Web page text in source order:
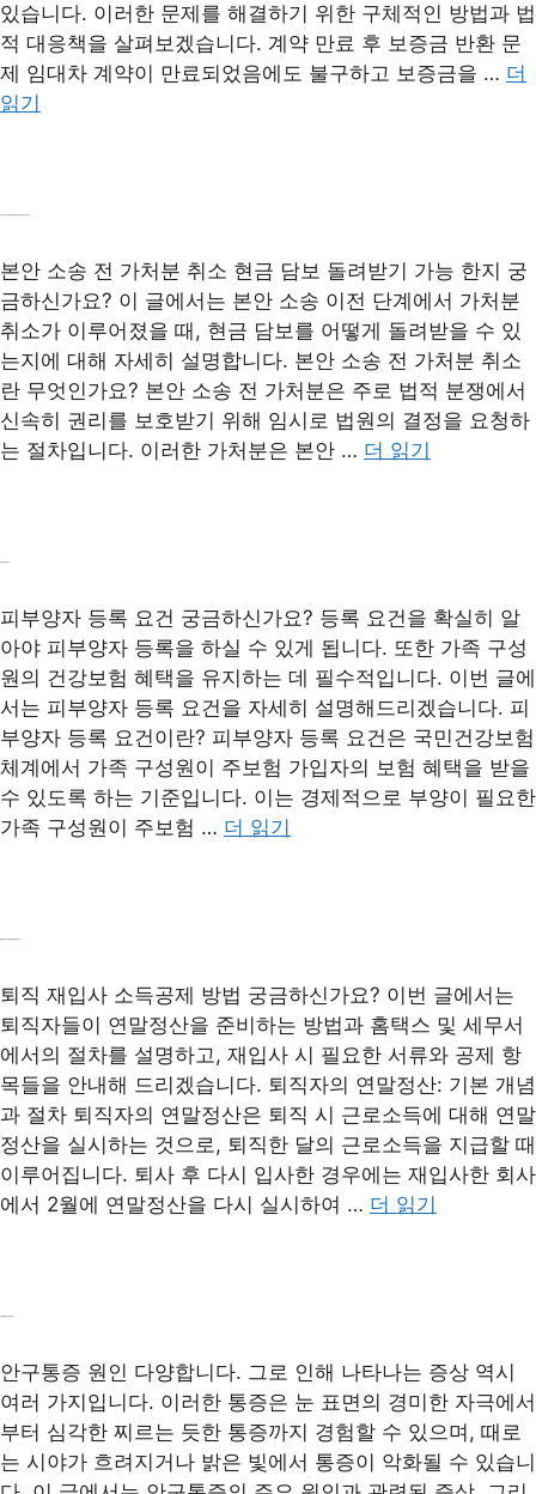
있습니다. 이러한 문제를 해결하기 위한 구체적인 방법과 법
적 대응책을 살펴보겠습니다. 계약 만료 후 보증금 반환 문
제 임대차 계약이 만료되었음에도 불구하고 보증금을 … 더
읽기
본안 소송 전 가처분 취소 현금 담보 돌려받기 가능 한지 궁
금하신가요? 이 글에서는 본안 소송 이전 단계에서 가처분
취소가 이루어졌을 때, 현금 담보를 어떻게 돌려받을 수 있
는지에 대해 자세히 설명합니다. 본안 소송 전 가처분 취소
란 무엇인가요? 본안 소송 전 가처분은 주로 법적 분쟁에서
신속히 권리를 보호받기 위해 임시로 법원의 결정을 요청하
는 절차입니다. 이러한 가처분은 본안 … 더 읽기
피부양자 등록 요건 궁금하신가요? 등록 요건을 확실히 알
아야 피부양자 등록을 하실 수 있게 됩니다. 또한 가족 구성
원의 건강보험 혜택을 유지하는 데 필수적입니다. 이번 글에
서는 피부양자 등록 요건을 자세히 설명해드리겠습니다. 피
부양자 등록 요건이란? 피부양자 등록 요건은 국민건강보험
체계에서 가족 구성원이 주보험 가입자의 보험 혜택을 받을
수 있도록 하는 기준입니다. 이는 경제적으로 부양이 필요한
가족 구성원이 주보험 … 더 읽기
퇴직 재입사 소득공제 방법 궁금하신가요? 이번 글에서는
퇴직자들이 연말정산을 준비하는 방법과 홈택스 및 세무서
에서의 절차를 설명하고, 재입사 시 필요한 서류와 공제 항
목들을 안내해 드리겠습니다. 퇴직자의 연말정산: 기본 개념
과 절차 퇴직자의 연말정산은 퇴직 시 근로소득에 대해 연말
정산을 실시하는 것으로, 퇴직한 달의 근로소득을 지급할 때
이루어집니다. 퇴사 후 다시 입사한 경우에는 재입사한 회사
에서 2월에 연말정산을 다시 실시하여 … 더 읽기
안구통증 원인 다양합니다. 그로 인해 나타나는 증상 역시
여러 가지입니다. 이러한 통증은 눈 표면의 경미한 자극에서
부터 심각한 찌르는 듯한 통증까지 경험할 수 있으며, 때로
는 시야가 흐려지거나 밝은 빛에서 통증이 악화될 수 있습니